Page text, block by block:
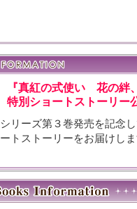
『真紅の式使い 花の絆
特別ショートストーリー
シリーズ第３巻発売を記念
ートストーリーをお届けし